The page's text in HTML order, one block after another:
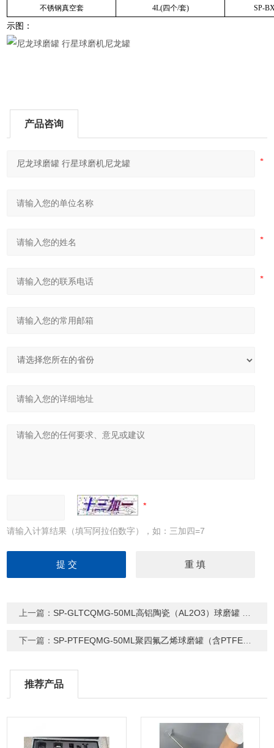
不锈钢真空套 4L(四个/套) SP-
示图：
产品咨询
请输入计算结果（填写阿拉伯数字），如：三加四=7
上一篇： SP-GLTCQMG-50ML高铝陶瓷（AL2O3）球磨罐 球磨机研磨罐
下一篇： SP-PTFEQMG-50ML聚四氟乙烯球磨罐（含PTFE研磨球）
推荐产品